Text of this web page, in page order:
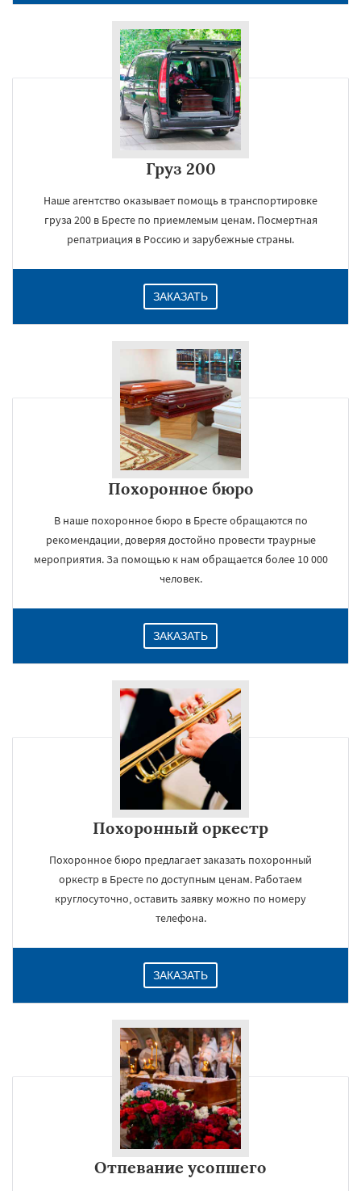
Груз 200
Наше агентство оказывает помощь в транспортировке
груза 200 в Бресте по приемлемым ценам. Посмертная
репатриация в Россию и зарубежные страны.
ЗАКАЗАТЬ
Похоронное бюро
В наше похоронное бюро в Бресте обращаются по
рекомендации, доверяя достойно провести траурные
мероприятия. За помощью к нам обращается более 10 000
человек.
ЗАКАЗАТЬ
Похоронный оркестр
Похоронное бюро предлагает заказать похоронный
оркестр в Бресте по доступным ценам. Работаем
круглосуточно, оставить заявку можно по номеру
телефона.
ЗАКАЗАТЬ
Отпевание усопшего